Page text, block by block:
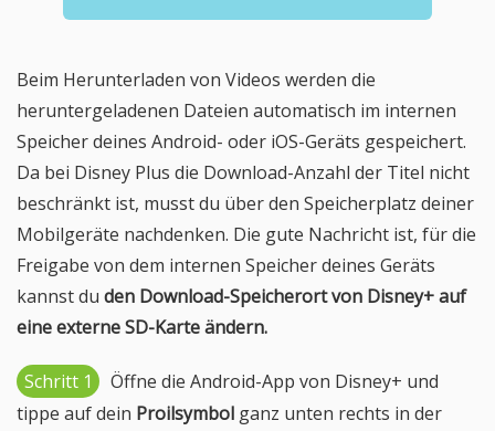
Beim Herunterladen von Videos werden die
heruntergeladenen Dateien automatisch im internen
Speicher deines Android- oder iOS-Geräts gespeichert.
Da bei Disney Plus die Download-Anzahl der Titel nicht
beschränkt ist, musst du über den Speicherplatz deiner
Mobilgeräte nachdenken. Die gute Nachricht ist, für die
Freigabe von dem internen Speicher deines Geräts
kannst du den Download-Speicherort von Disney+ auf
eine externe SD-Karte ändern.
Schritt 1
Öffne die Android-App von Disney+ und
tippe auf dein Proilsymbol ganz unten rechts in der